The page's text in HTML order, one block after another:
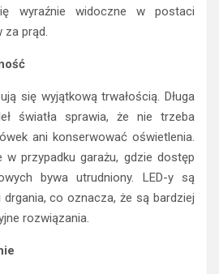
wyraźnie widoczne w postaci
za prąd.
się wyjątkową trwałością. Długa
światła sprawia, że nie trzeba
ani konserwować oświetlenia.
w przypadku garażu, gdzie dostęp
bywa utrudniony. LED-y są
co oznacza, że są bardziej
rozwiązania.